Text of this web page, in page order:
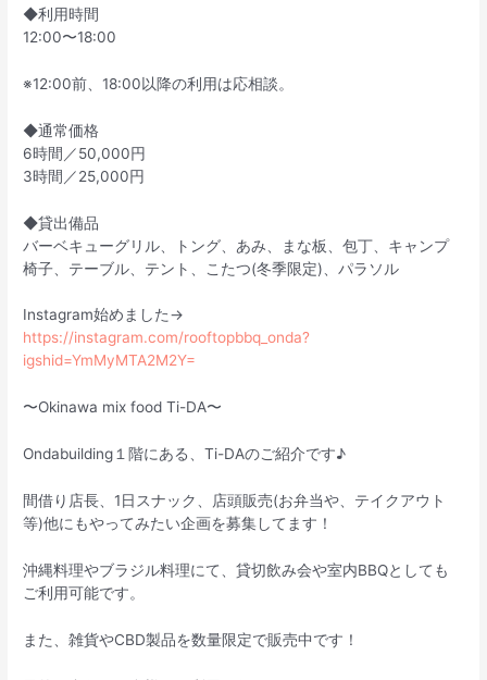
◆利用時間
12:00〜18:00
※12:00前、18:00以降の利用は応相談。
◆通常価格
6時間／50,000円
3時間／25,000円
◆貸出備品
バーベキューグリル、トング、あみ、まな板、包丁、キャンプ
椅子、テーブル、テント、こたつ(冬季限定)、パラソル
Instagram始めました→
https://instagram.com/rooftopbbq_onda?
igshid=YmMyMTA2M2Y=
〜Okinawa mix food Ti-DA〜
Ondabuilding１階にある、Ti-DAのご紹介です♪
間借り店長、1日スナック、店頭販売(お弁当や、テイクアウト
等)他にもやってみたい企画を募集してます！
沖縄料理やブラジル料理にて、貸切飲み会や室内BBQとしても
ご利用可能です。
また、雑貨やCBD製品を数量限定で販売中です！